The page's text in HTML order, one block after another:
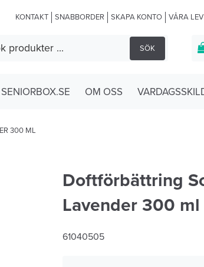
KONTAKT SNABBORDER SKAPA KONTO VÅRA
SÖK
SENIORBOX.SE OM OSS
300 ML
Doftförbättring
Lavender 300 ml
61040505